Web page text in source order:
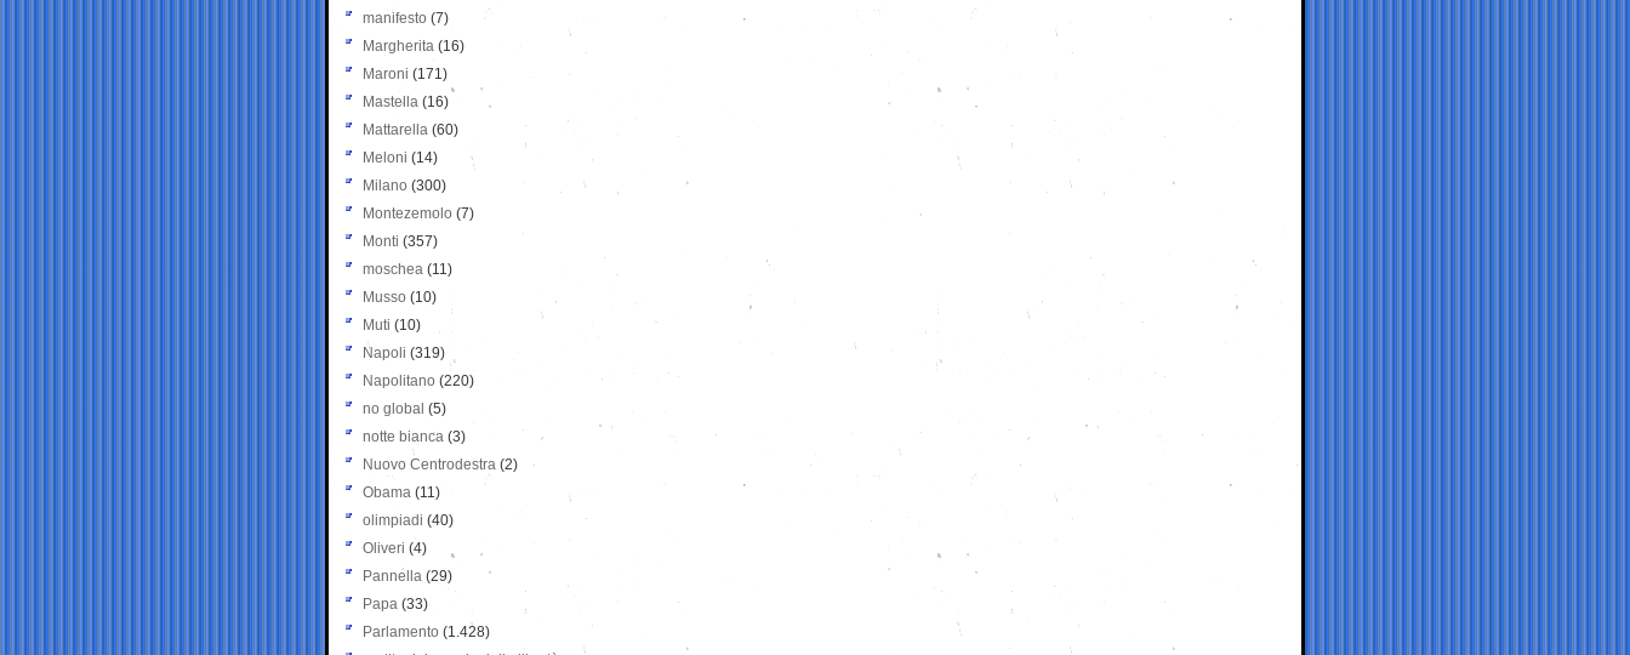
manifesto (7)
Margherita (16)
Maroni (171)
Mastella (16)
Mattarella (60)
Meloni (14)
Milano (300)
Montezemolo (7)
Monti (357)
moschea (11)
Musso (10)
Muti (10)
Napoli (319)
Napolitano (220)
no global (5)
notte bianca (3)
Nuovo Centrodestra (2)
Obama (11)
olimpiadi (40)
Oliveri (4)
Pannella (29)
Papa (33)
Parlamento (1.428)